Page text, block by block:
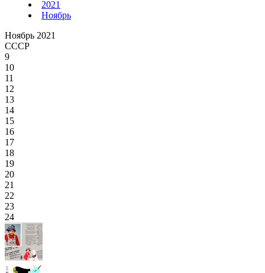
2021
Ноябрь
Ноябрь 2021
СССР
9
10
11
12
13
14
15
16
17
18
19
20
21
22
23
24